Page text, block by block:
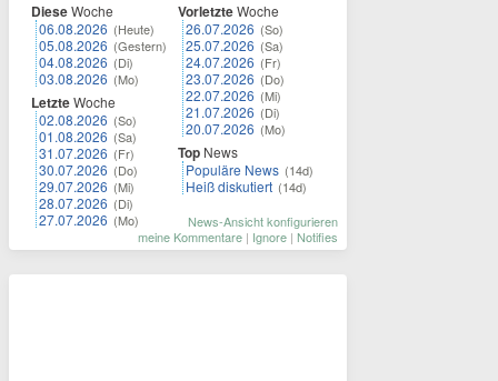
DieseWoche
06.08.2026 (Heute)
05.08.2026 (Gestern)
04.08.2026 (Di)
03.08.2026 (Mo)
LetzteWoche
02.08.2026 (So)
01.08.2026 (Sa)
31.07.2026 (Fr)
30.07.2026 (Do)
29.07.2026 (Mi)
28.07.2026 (Di)
27.07.2026 (Mo)
VorletzteWoche
26.07.2026 (So)
25.07.2026 (Sa)
24.07.2026 (Fr)
23.07.2026 (Do)
22.07.2026 (Mi)
21.07.2026 (Di)
20.07.2026 (Mo)
Top News
Populäre News (14d)
Heiß diskutiert (14d)
News-Ansicht konfigurieren
meine Kommentare | Ignore | Notifies